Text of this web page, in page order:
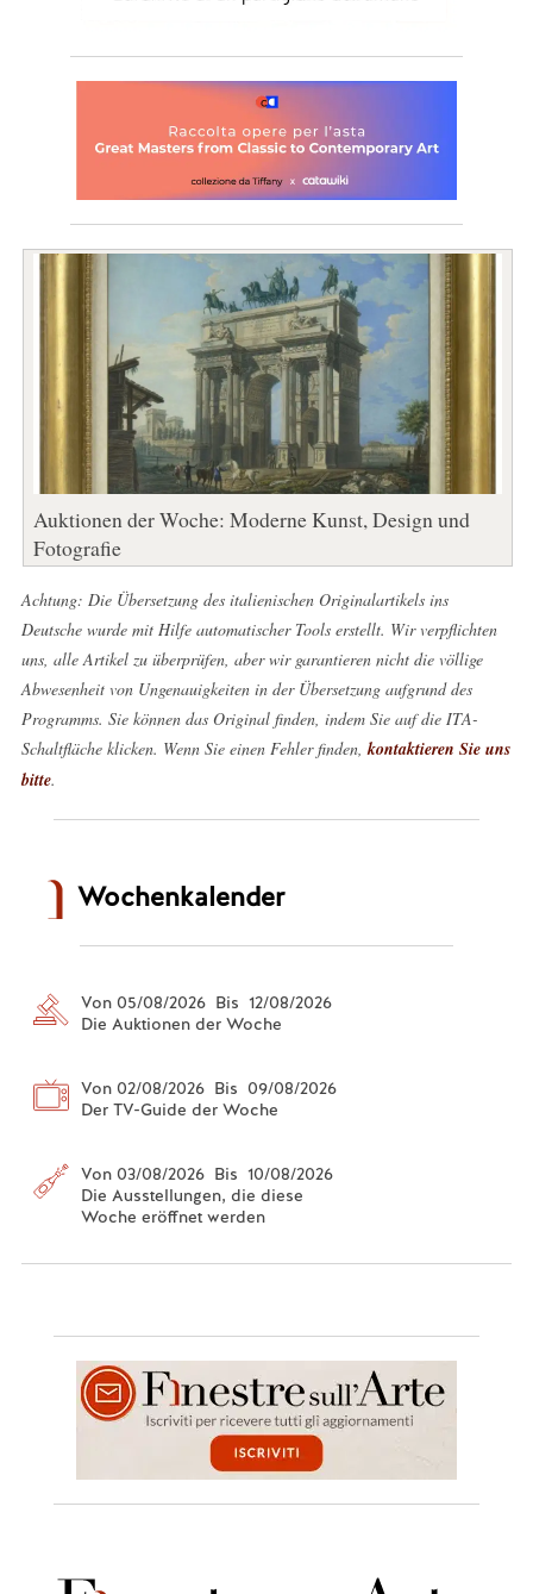
Auktionen der Woche: Moderne Kunst, Design und
Fotografie
Achtung: Die Übersetzung des italienischen Originalartikels ins
Deutsche wurde mit Hilfe automatischer Tools erstellt. Wir verpflichten
uns, alle Artikel zu überprüfen, aber wir garantieren nicht die völlige
Abwesenheit von Ungenauigkeiten in der Übersetzung aufgrund des
Programms. Sie können das Original finden, indem Sie auf die ITA-
Schaltfläche klicken. Wenn Sie einen Fehler finden,kontaktieren Sie uns
bitte.
Wochenkalender
Von 05/08/2026 Bis 12/08/2026
Die Auktionen der Woche
Von 02/08/2026 Bis 09/08/2026
Der TV-Guide der Woche
Von 03/08/2026 Bis 10/08/2026
Die Ausstellungen, die diese
Woche eröffnet werden